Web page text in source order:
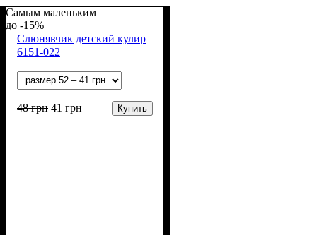
Самым маленьким
-15%
Слюнявчик детский кулир
6151-022
48грн 41 грн Купить